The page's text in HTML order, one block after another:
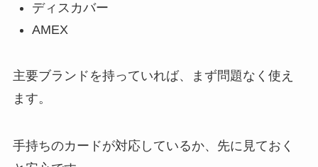
ディスカバー
AMEX
主要ブランドを持っていれば、まず問題なく使え
ます。
手持ちのカードが対応しているか、先に見ておく